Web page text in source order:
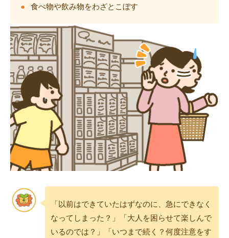
食べ物や飲み物をわざとこぼす
「以前はできていたはずなのに、急にできなく
なってしまった？」「大人を困らせて楽しんで
いるのでは？」「いつまで続く？何度注意をす